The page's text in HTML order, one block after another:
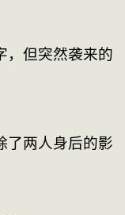
，但突然袭来的
了两人身后的影